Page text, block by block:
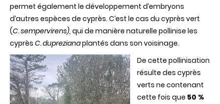
permet également le développement d’embryons
d’autres espèces de cyprès. C’est le cas du cyprès vert
(C. sempervirens), qui de manière naturelle pollinise les
cyprès C. duprezianaplantés dans son voisinage.
De cette pollinisation
résulte des cyprès
verts ne contenant
cette fois que 50 %